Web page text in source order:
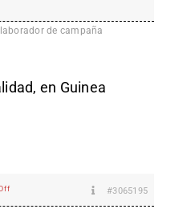
de campaña
en Guinea
#3065195